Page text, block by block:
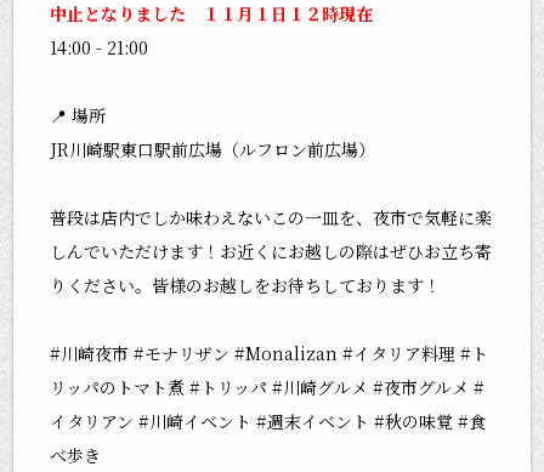
中止となりました １１月１日１２時現在
14:00 - 21:00
📍 場所
JR川崎駅東口駅前広場（ルフロン前広場）
普段は店内でしか味わえないこの一皿を、夜市で気軽に楽
しんでいただけます！お近くにお越しの際はぜひお立ち寄
りください。皆様のお越しをお待ちしております！
#川崎夜市 #モナリザン #Monalizan #イタリア料理 #ト
リッパのトマト煮 #トリッパ #川崎グルメ #夜市グルメ #
イタリアン #川崎イベント #週末イベント #秋の味覚 #食
べ歩き